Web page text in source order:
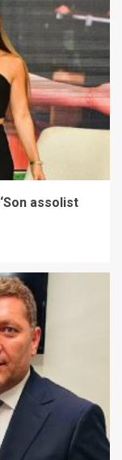
assolist